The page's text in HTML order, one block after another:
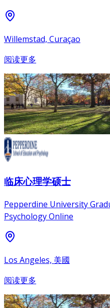
Willemstad, Curaçao
阅读更多
临床心理学硕士
Pepperdine University
Psychology Online
Los Angeles, 美國
阅读更多